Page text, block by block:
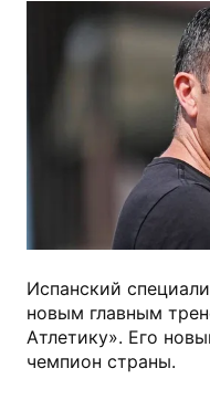
Испанский
новым главным
Атлетику». Его
чемпион страны.